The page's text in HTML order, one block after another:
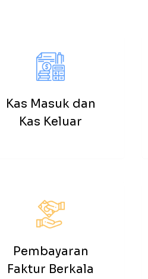
Kas Masuk dan
Kas Keluar
Pembayaran
Faktur Berkala